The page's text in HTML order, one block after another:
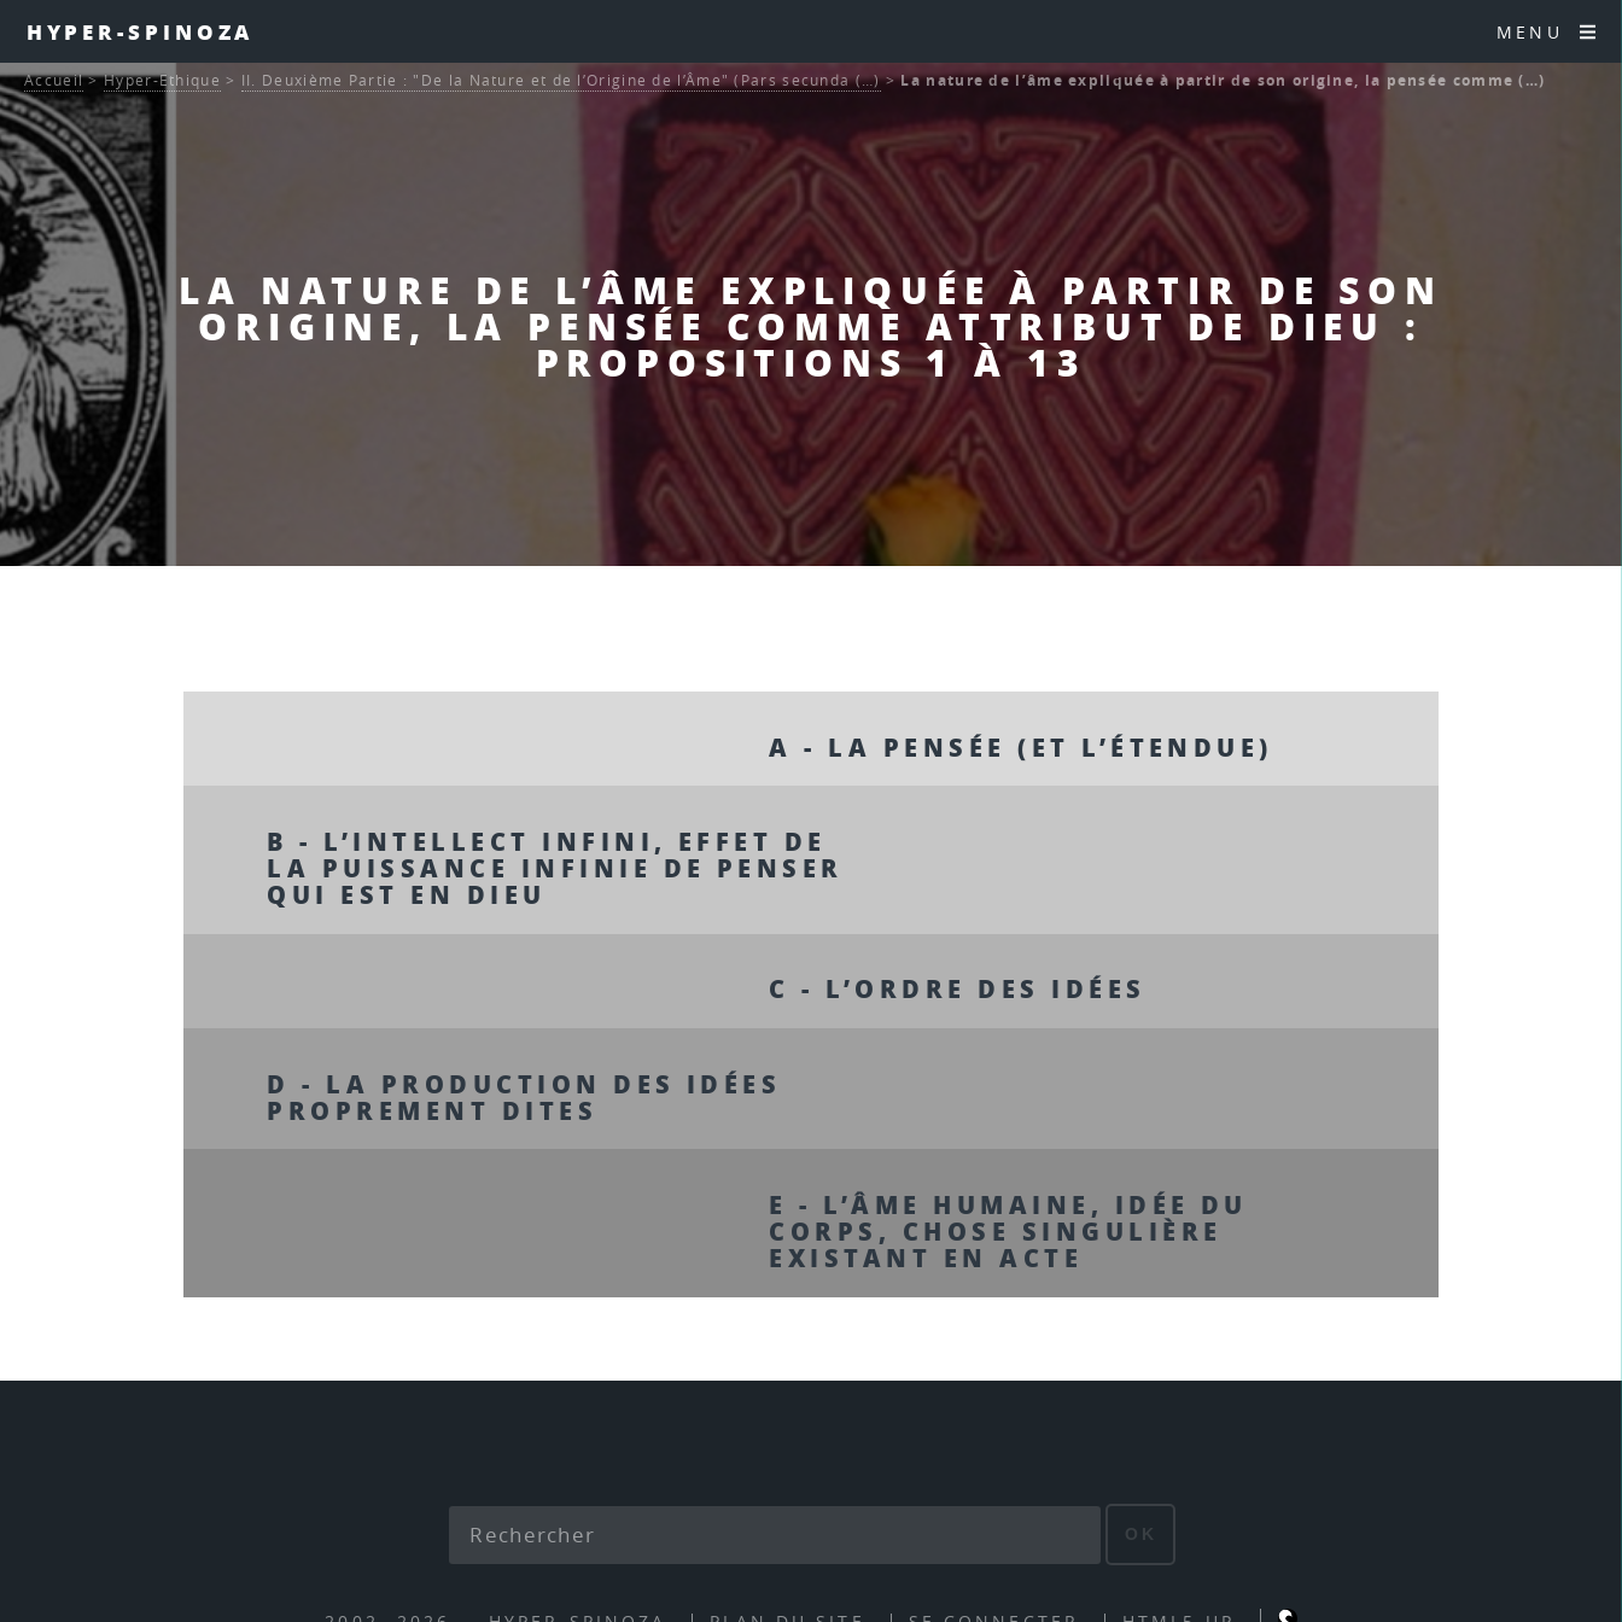
HYPER-SPINOZA MENU
LA NATURE DE L’ÂME EXPLIQUÉE À PARTIR DE SON
ORIGINE, LA PENSÉE COMME ATTRIBUT DE DIEU :
PROPOSITIONS 1 À 13
Accueil>Hyper-Ethique > II. Deuxième Partie : "De la Nature et de l’Origine de l’Âme" (Pars secunda (…)>La nature de l’âme expliquée à partir de son origine, la pensée comme (…)
A - LA PENSÉE (ET L’ÉTENDUE)
B - L’INTELLECT INFINI, EFFET DE
LA PUISSANCE INFINIE DE PENSER
QUI EST EN DIEU
C - L’ORDRE DES IDÉES
D - LA PRODUCTION DES IDÉES
PROPREMENT DITES
E - L’ÂME HUMAINE, IDÉE DU
CORPS, CHOSE SINGULIÈRE
EXISTANT EN ACTE
OK